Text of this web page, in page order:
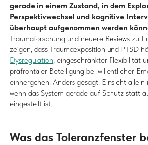
gerade in einem Zustand, in dem
Perspektivwechsel und kognitive
überhaupt aufgenommen werden
Traumaforschung und neuere Reviews zu
zeigen, dass Traumaexposition und PTSD
Dysregulation , eingeschränkter Flexibilität
präfrontaler Beteiligung bei willentlicher
einhergehen. Anders gesagt: Einsicht
wenn das System gerade auf Schutz statt
eingestellt ist.
Was das Toleranzfenster